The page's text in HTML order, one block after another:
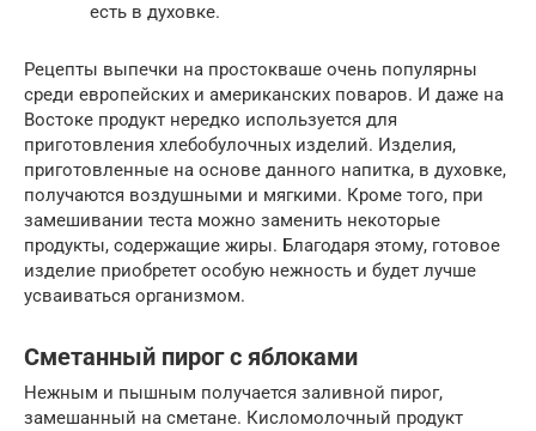
есть в духовке.
Рецепты выпечки на простокваше очень популярны
среди европейских и американских поваров. И даже на
Востоке продукт нередко используется для
приготовления хлебобулочных изделий. Изделия,
приготовленные на основе данного напитка, в духовке,
получаются воздушными и мягкими. Кроме того, при
замешивании теста можно заменить некоторые
продукты, содержащие жиры. Благодаря этому, готовое
изделие приобретет особую нежность и будет лучше
усваиваться организмом.
Сметанный пирог с яблоками
Нежным и пышным получается заливной пирог,
замешанный на сметане. Кисломолочный продукт